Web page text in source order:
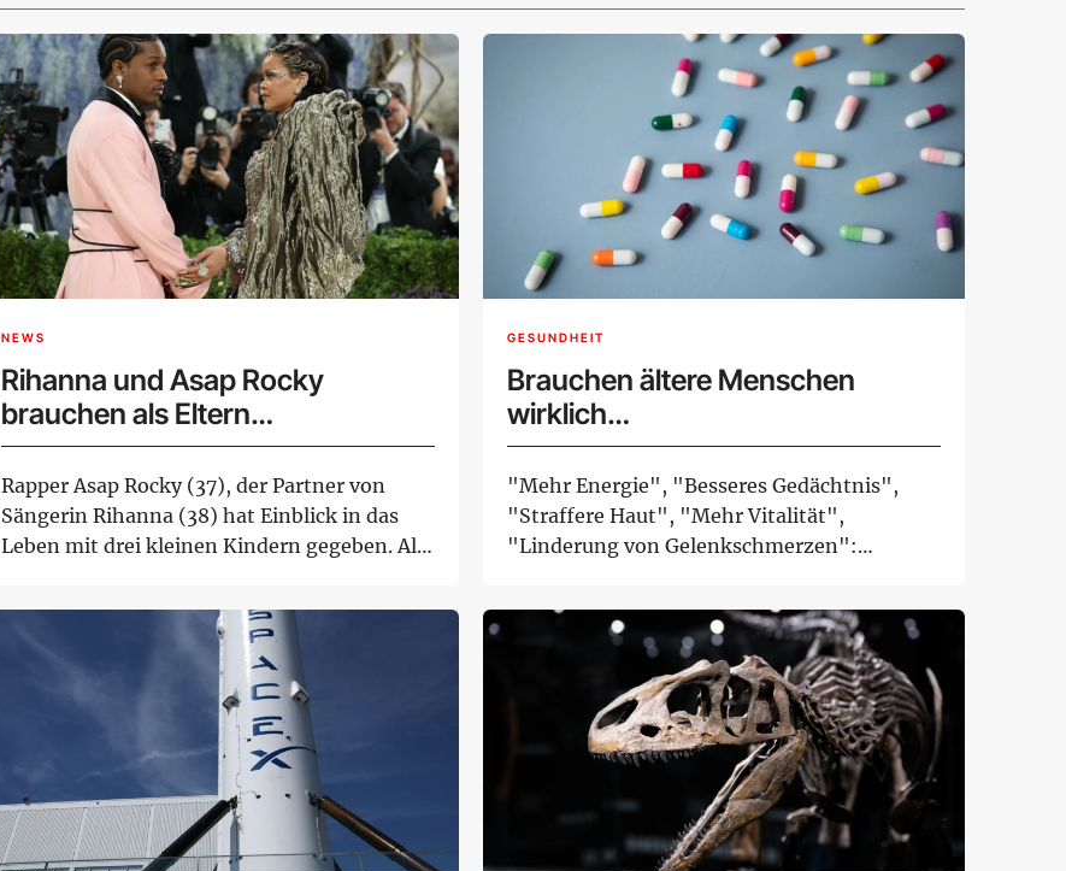
NEWS
Rihanna und Asap Rocky
brauchen als Eltern
Unterstützung
Rapper Asap Rocky (37), der Partner von
Sängerin Rihanna (38) hat Einblick in das
Leben mit drei kleinen Kindern gegeben. Als
GESUNDHEIT
Brauchen ältere Menschen
wirklich
Nahrungsergänzungsmittel?
"Mehr Energie", "Besseres Gedächtnis",
"Straffere Haut", "Mehr Vitalität",
"Linderung von Gelenkschmerzen":